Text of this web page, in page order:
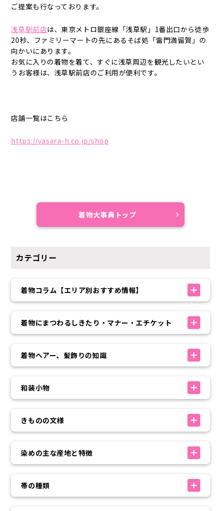
ご提案も行なっております。
浅草駅前店は、東京メトロ銀座線「浅草駅」1番出口から徒歩
20秒、ファミリーマートの先にあるそば処「雷門満留賀」の
向かいにあります。
お気に入りの着物を着て、すぐに浅草周辺を観光したいとい
うお客様は、浅草駅前店のご利用が便利です。
店舗一覧はこちら
https://vasara-h.co.jp/shop
着物大事典トップ
カテゴリー
着物コラム【エリア別おすすめ情報】
着物にまつわるしきたり・マナー・エチケット
着物ヘアー、髪飾りの知識
和装小物
きものの文様
染めの主な産地と特徴
帯の種類